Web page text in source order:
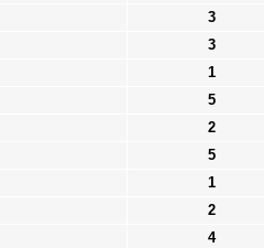
3
3
1
5
2
5
1
2
4